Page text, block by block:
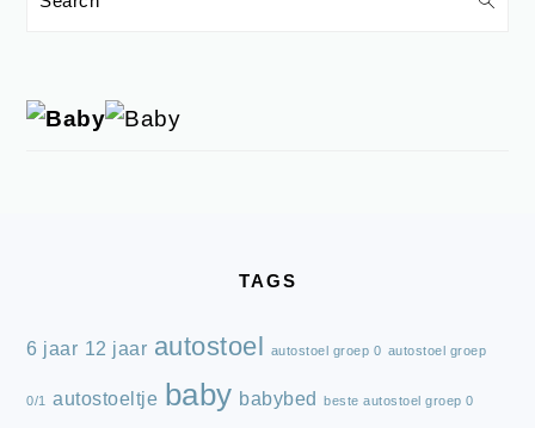
TAGS
6 jaar 12 jaar autostoel autostoel groep 0 autostoel groep
0/1 autostoeltje baby babybed beste autostoel groep 0